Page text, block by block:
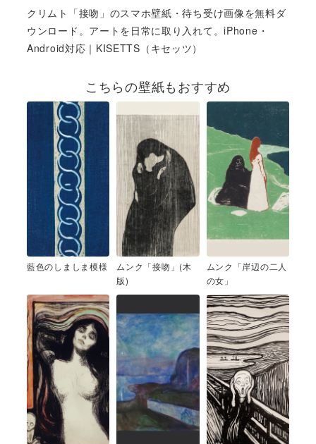
クリムト「接吻」のスマホ壁紙・待ち受け画像を無料ダ
ウンロード。アートを日常に取り入れて。iPhone・
Android対応｜KISETTS（キセッツ）
こちらの壁紙もおすすめ
藍色のしましま模様
ムンク「接吻」(木
版)
ムンク「岸辺の二人
の女」